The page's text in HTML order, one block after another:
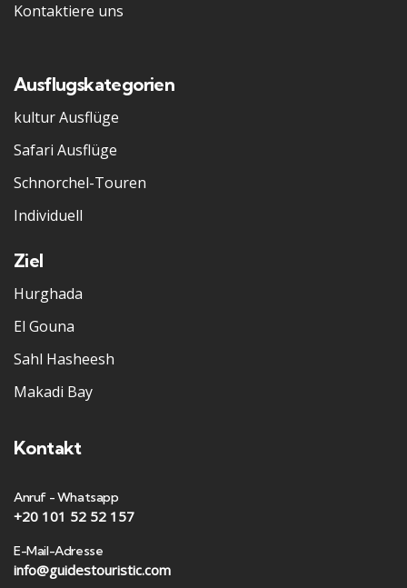
Kontaktiere uns
Ausflugskategorien
kultur Ausflüge
Safari Ausflüge
Schnorchel-Touren
Individuell
Ziel
Hurghada
El Gouna
Sahl Hasheesh
Makadi Bay
Kontakt
Anruf - Whatsapp
+20 101 52 52 157
E-Mail-Adresse
info@guidestouristic.com